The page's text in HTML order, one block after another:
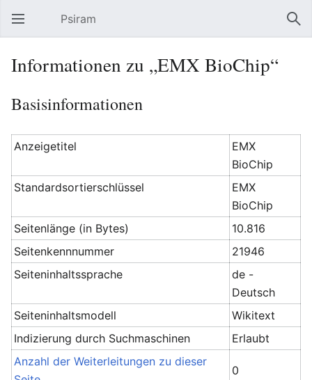
Hauptmenü öffnen Psiram
Informationen zu „EMX BioChip“
Basisinformationen
Anzeigetitel
EMX
BioChip
Standardsortierschlüssel
EMX
BioChip
Seitenlänge (in Bytes)
10.816
Seitenkennnummer
21946
Seiteninhaltssprache
de -
Deutsch
Seiteninhaltsmodell
Wikitext
Indizierung durch Suchmaschinen
Erlaubt
Anzahl der Weiterleitungen zu dieser
0